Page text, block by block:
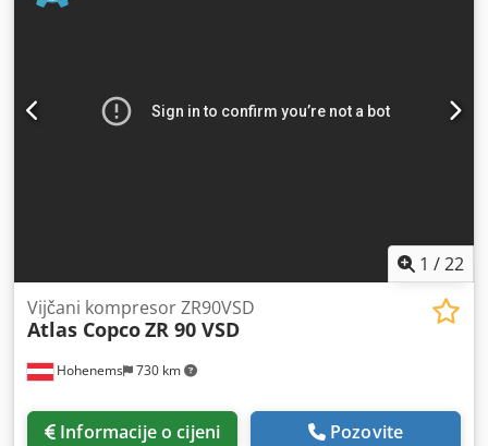
1 /22
Hohenems 730 km
Vijčani kompresor ZR90VSD
Atlas CopcoZR 90 VSD
Informacije o cijeni Pozovite